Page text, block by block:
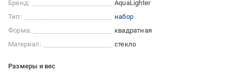
Бренд:
AquaLighter
Тип:
набор
Форма:
квадратная
Материал:
стекло
Размеры и вес